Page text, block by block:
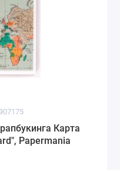
Карта
Papermania